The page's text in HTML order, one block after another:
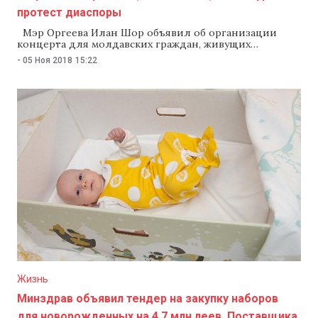
протест диаспоры
Мэр Оргеева Илан Шор объявил об организации
концерта для молдавских граждан, живущих
в Турине. В ответ на это представители диаспоры
собираются 18 ноября провести протест. На своей
провокацией, организаторов протеста «десятком
ничтожных бездельников» и обратился
в итальянскую полицию. В своем обращении
на Facebook Илан Шор предупредил, что люди,
которые помешают проведению мероприятия,
- 05 Ноя 2018 15:22
Жизнь
Минздрав объявил тендер на закупку наборов